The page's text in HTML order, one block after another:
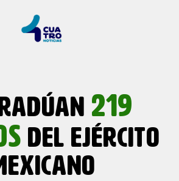
219
DEL EJÉRCITO